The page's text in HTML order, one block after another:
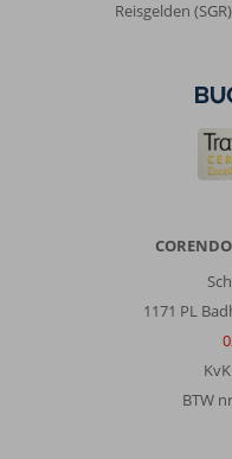
Reisgelden
1171 PL
BTW